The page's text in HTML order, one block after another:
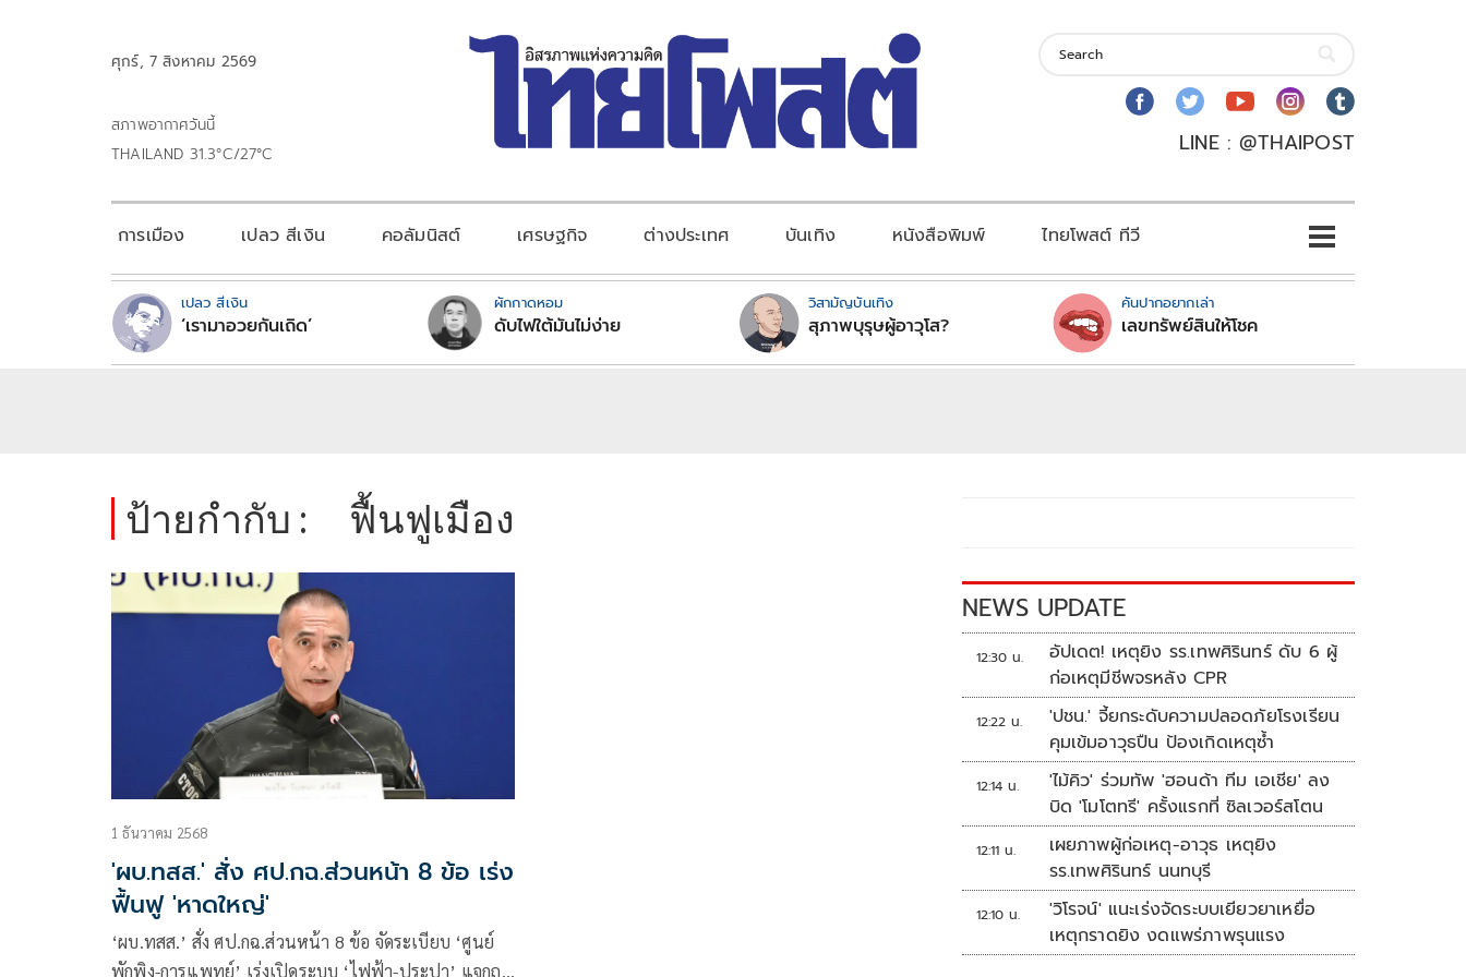
ศุกร์, 7 สิงหาคม 2569
สภาพอากาศวันนี้
THAILAND 31.3°C/27°C
LINE : @THAIPOST
การเมือง เปลว สีเงิน คอลัมนิสต์ เศรษฐกิจ ต่างประเทศ บันเทิง หนังสือพิมพ์ ไทยโพสต์ ทีวี
เปลว สีเงิน
‘เรามาอวยกันเถิด’
ผักกาดหอม
ดับไฟใต้มันไม่ง่าย
วิสามัญบันเทิง
สุภาพบุรุษผู้อาวุโส?
คันปากอยากเล่า
เลขทรัพย์สินให้โชค
ป้ายกำกับ : ฟื้นฟูเมือง
1 ธันวาคม 2568
'ผบ.ทสส.' สั่ง ศป.กฉ.ส่วนหน้า 8 ข้อ เร่ง
ฟื้นฟู 'หาดใหญ่'
‘ผบ.ทสส.’ สั่ง ศป.กฉ.ส่วนหน้า 8 ข้อ จัดระเบียบ ‘ศูนย์
พักพิง-การแพทย์’ เร่งเปิดระบบ ‘ไฟฟ้า-ประปา’ แจกถุง
NEWS UPDATE
12:30 น.
อัปเดต! เหตุยิง รร.เทพศิรินทร์ ดับ 6 ผู้
ก่อเหตุมีชีพจรหลัง CPR
12:22 น.
'ปชน.' จี้ยกระดับความปลอดภัยโรงเรียน
คุมเข้มอาวุธปืน ป้องเกิดเหตุซ้ำ
12:14 น.
'ไม้คิว' ร่วมทัพ 'ฮอนด้า ทีม เอเชีย' ลง
บิด 'โมโตทรี' ครั้งแรกที่ ซิลเวอร์สโตน
12:11 น.
เผยภาพผู้ก่อเหตุ-อาวุธ เหตุยิง
รร.เทพศิรินทร์ นนทบุรี
12:10 น.
'วิโรจน์' แนะเร่งจัดระบบเยียวยาเหยื่อ
เหตุกราดยิง งดแพร่ภาพรุนแรง